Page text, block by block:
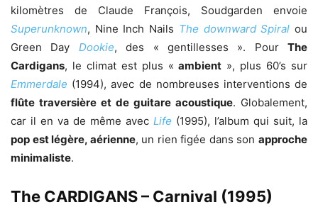
kilomètres de Claude François, Soudgarden envoie
Superunknown, Nine Inch Nails The downward Spiral ou
Green Day Dookie, des « gentillesses ». Pour The
Cardigans, le climat est plus «ambient », plus 60’s sur
Emmerdale (1994), avec de nombreuses interventions de
flûte traversière et de guitare acoustique. Globalement,
car il en va de même avec Life (1995), l’album qui suit, la
pop est légère, aérienne, un rien figée dans sonapproche
minimaliste.
The CARDIGANS – Carnival (1995)